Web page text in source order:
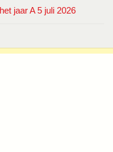
jaar A 5 juli 2026